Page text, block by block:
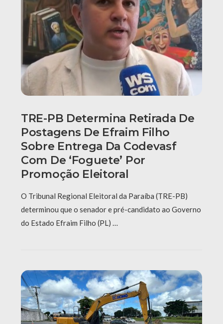
TRE-PB Determina Retirada De
Postagens De Efraim Filho
Sobre Entrega Da Codevasf
Com De ‘foguete’ Por
Promoção Eleitoral
O Tribunal Regional Eleitoral da Paraíba (TRE-PB)
determinou que o senador e pré-candidato ao Governo
do Estado Efraim Filho (PL) …